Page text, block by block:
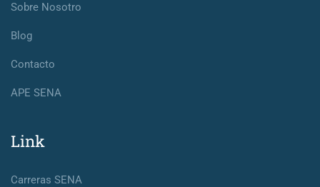
Sobre Nosotro
Blog
Contacto
APE SENA
Link
Carreras SENA